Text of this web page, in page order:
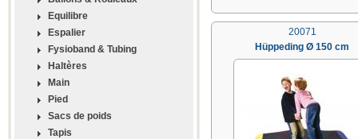
Equilibre
Espalier
Fysioband & Tubing
Haltères
Main
Pied
Sacs de poids
Tapis
20071
Hüppeding Ø 150 cm